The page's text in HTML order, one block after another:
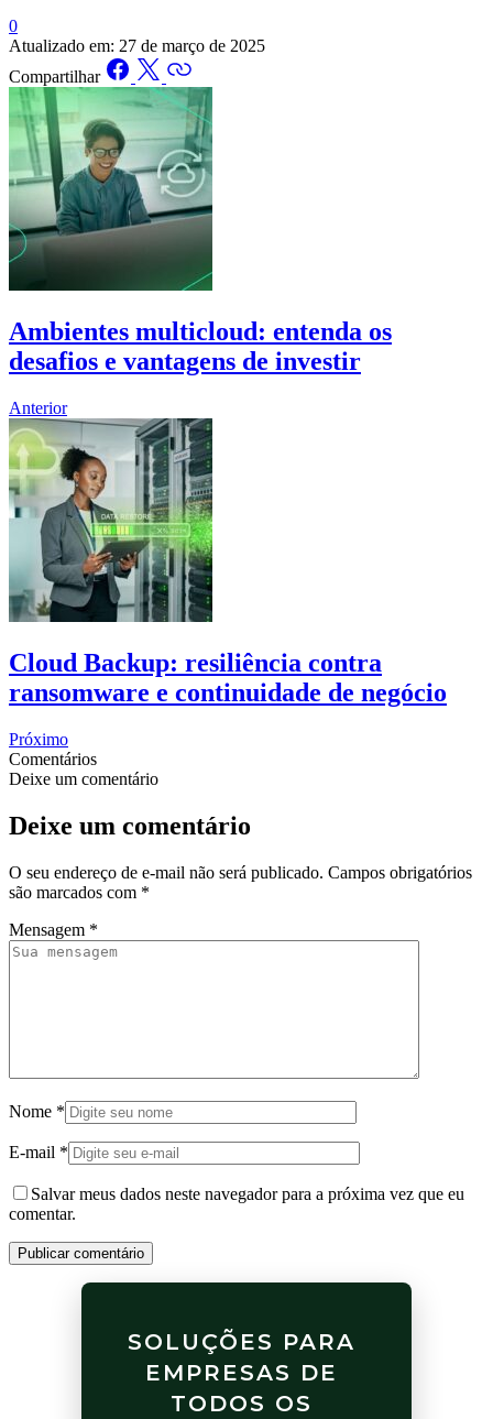
0
Atualizado em: 27 de março de 2025
Compartilhar
Ambientes multicloud: entenda os
desafios e vantagens de investir
Anterior
Cloud Backup: resiliência contra
ransomware e continuidade de negócio
Próximo
Comentários
Deixe um comentário
Deixe um comentário
O seu endereço de e-mail não será publicado. Campos obrigatórios
são marcados com *
Mensagem *
Nome *
E-mail *
Salvar meus dados neste navegador para a próxima vez que eu
comentar.
Publicar comentário
SOLUÇÕES PARA
EMPRESAS DE
TODOS OS